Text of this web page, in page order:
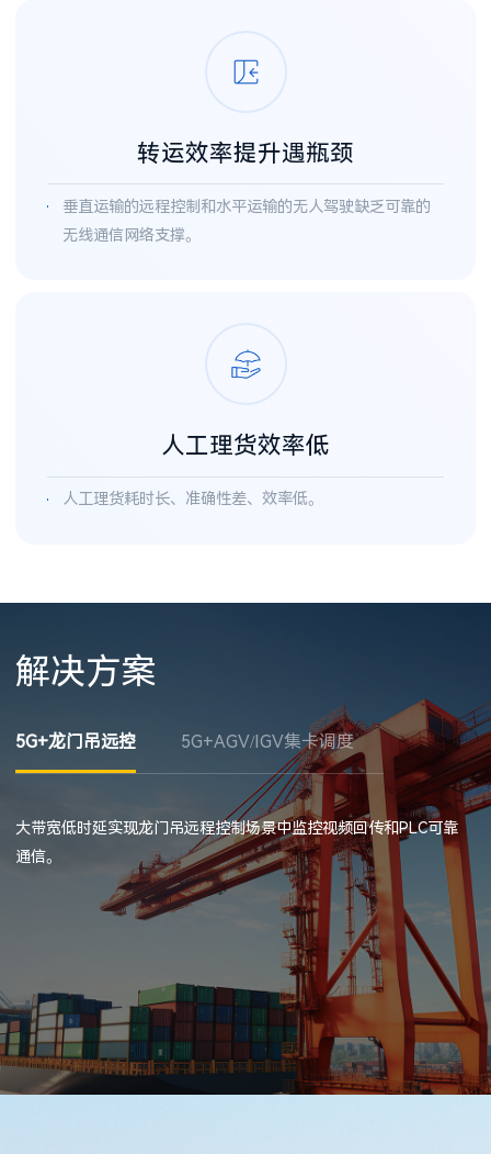
转运效率提升遇瓶颈
垂直运输的远程控制和水平运输的无人驾驶缺乏可靠的
无线通信网络支撑。
人工理货效率低
人工理货耗时长、准确性差、效率低。
解决方案
5G+龙门吊远控 5G+AGV/IGV集卡调度 5G+AI智能
大带宽低时延实现龙门吊远程控制场景中监控视频回传和PLC可靠
通信。